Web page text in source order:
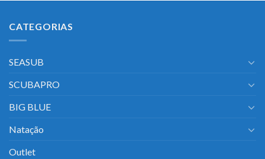
CATEGORIAS
SEASUB
SCUBAPRO
BIG BLUE
Natação
Outlet